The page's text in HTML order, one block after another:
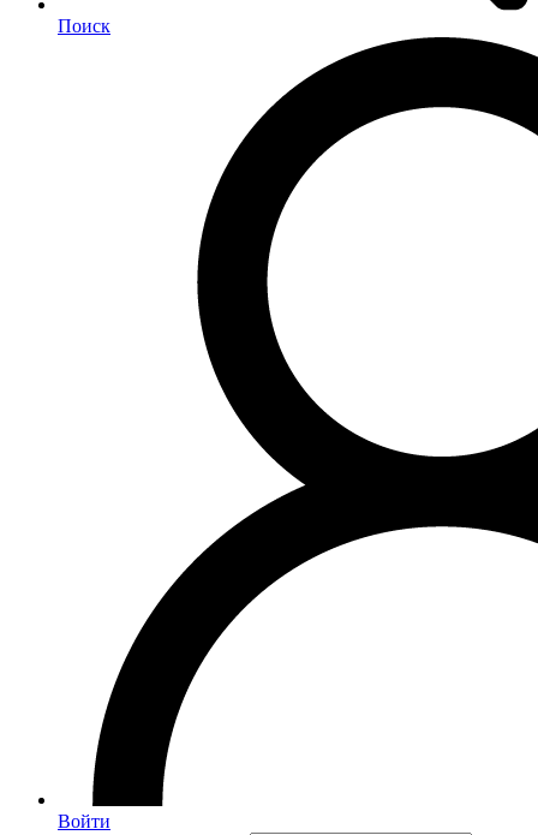
Поиск
Войти